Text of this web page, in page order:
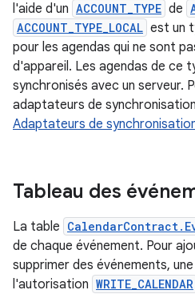
l'aide d'un ACCOUNT_TYPE de
ACCOUNT_TYPE_LOCAL est un
pour les agendas qui ne sont
d'appareil. Les agendas de ce
synchronisés avec un serveur.
adaptateurs de
Adaptateurs de
Tableau des
La table
de chaque événement. Pour
supprimer des événements,
l'autorisation WRITE_CALENDAR